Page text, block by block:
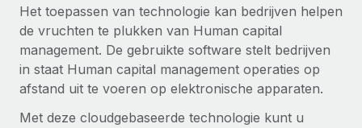
Vereenvoudig het screeningsproces van
kandidaten
Compliance Watchtower
Blijf compliance-risico's voor
Apparaatbeheer
CASESTUDY'S
Hoe AI-pionier Weaviate zijn team met 120%
liet groeien met Remote
Weaviate in één oogopslag Weaviate bouwt open source,
Alle bronnen bekijken
BLOG
Het toepassen van technologie kan bedrijven helpen
de vruchten te plukken van Human capital
management. De gebruikte software stelt bedrijven
in staat Human capital management operaties op
afstand uit te voeren op elektronische apparaten.
Met deze cloudgebaseerde technologie kunt u